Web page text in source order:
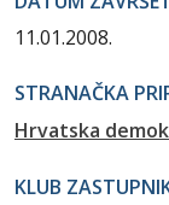
11.01.2008.
STRANAČKA
Hrvatska
KLUB